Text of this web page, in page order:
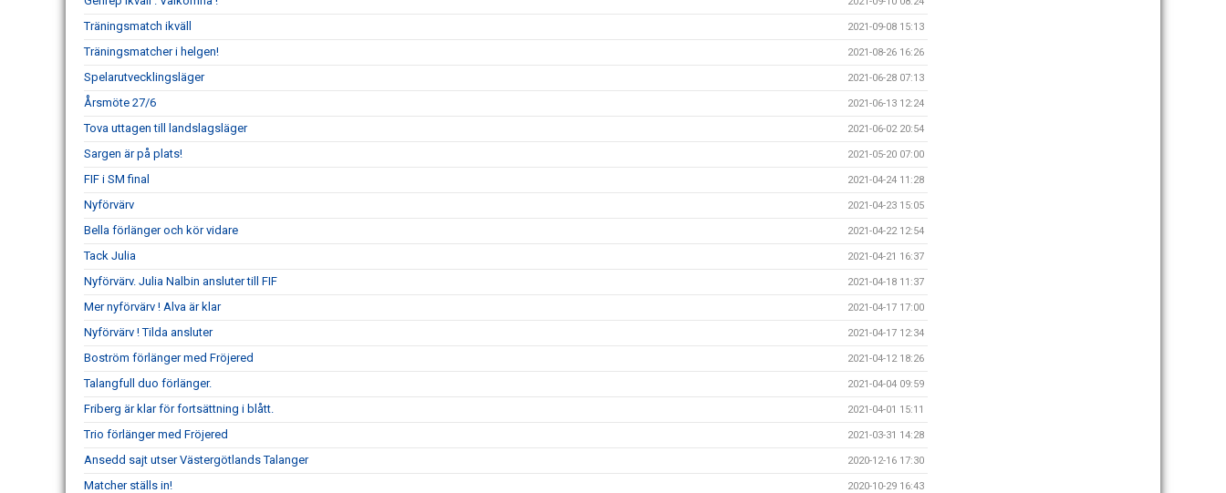
Träningsmatch ikväll 2021-09-08 15:13
Träningsmatcher i helgen! 2021-08-26 16:26
Spelarutvecklingsläger 2021-06-28 07:13
Årsmöte 27/6 2021-06-13 12:24
Tova uttagen till landslagsläger 2021-06-02 20:54
Sargen är på plats! 2021-05-20 07:00
FIF i SM final 2021-04-24 11:28
Nyförvärv 2021-04-23 15:05
Bella förlänger och kör vidare 2021-04-22 12:54
Tack Julia 2021-04-21 16:37
Nyförvärv. Julia Nalbin ansluter till FIF 2021-04-18 11:37
Mer nyförvärv ! Alva är klar 2021-04-17 17:00
Nyförvärv ! Tilda ansluter 2021-04-17 12:34
Boström förlänger med Fröjered 2021-04-12 18:26
Talangfull duo förlänger. 2021-04-04 09:59
Friberg är klar för fortsättning i blått. 2021-04-01 15:11
Trio förlänger med Fröjered 2021-03-31 14:28
Ansedd sajt utser Västergötlands Talanger 2020-12-16 17:30
Matcher ställs in! 2020-10-29 16:43